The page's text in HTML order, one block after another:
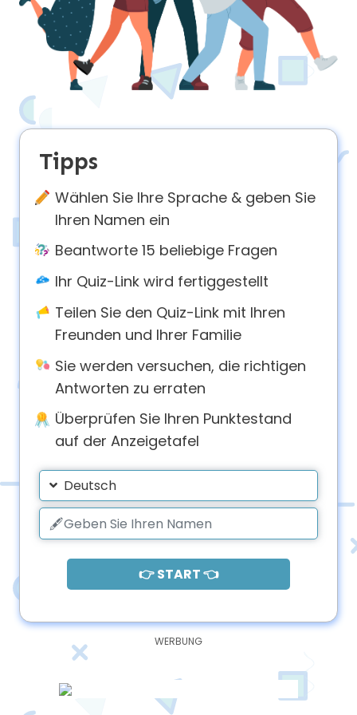
About
Contact
us
Tipps
Wählen Sie Ihre Sprache & geben Sie
Ihren Namen ein
Beantworte 15 beliebige Fragen
Ihr Quiz-Link wird fertiggestellt
Teilen Sie den Quiz-Link mit Ihren
Freunden und Ihrer Familie
Sie werden versuchen, die richtigen
Antworten zu erraten
Überprüfen Sie Ihren Punktestand
auf der Anzeigetafel
Deutsch
👉 START 👈